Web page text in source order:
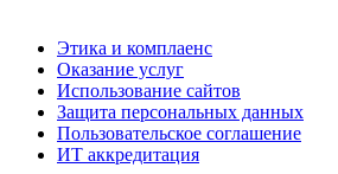
Этика и комплаенс
Оказание услуг
Использование сайтов
Защита персональных данных
Пользовательское соглашение
ИТ аккредитация